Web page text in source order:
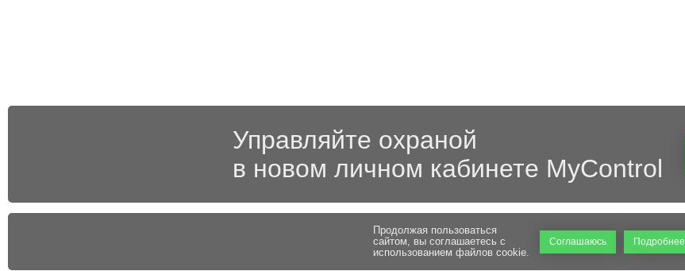
Управляйте охраной
в новом личном кабинете MyControl
Продолжая пользоваться
сайтом, вы соглашаетесь с
использованием файлов cookie.
Соглашаюсь Подробнее